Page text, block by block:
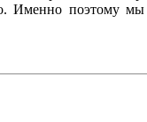
Именно поэтому